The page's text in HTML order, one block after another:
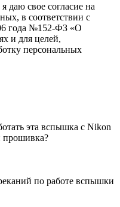
даю свое согласие на
в соответствии с
года №152-ФЗ «О
и для целей,
персональных
эта вспышка с Nikon
прошивка?
по работе вспышки